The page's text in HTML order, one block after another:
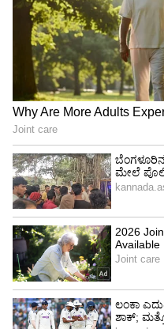
ಆಟೋಇಮ್ಯೂನ್
ಮಾತನಾಡಿದ್ದಾರೆ. "ಜನರು
ಯಾಕೆ ಇಷ್ಟು ತೂಕ
ಆದರೆ ಒಬ್ಬ ವ್ಯಕ್ತಿಯ
ಎಂಬುದು ಯಾರಿಗೂ
ಇಷ್ಟವಿಲ್ಲ ಅಂತಲ್ಲ, ಬದಲಾಗಿ
ಎಂದು ಸಮಂತಾ ಮನಬಿಚ್ಚಿ